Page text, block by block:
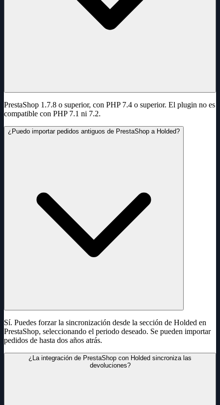
PrestaShop 1.7.8 o superior, con PHP 7.4 o superior. El plugin no es
compatible con PHP 7.1 ni 7.2.
¿Puedo importar pedidos antiguos de PrestaShop a Holded?
Sí. Puedes forzar la sincronización desde la sección de Holded en
PrestaShop, seleccionando el periodo deseado. Se pueden importar
pedidos de hasta dos años atrás.
¿La integración de PrestaShop con Holded sincroniza las
devoluciones?